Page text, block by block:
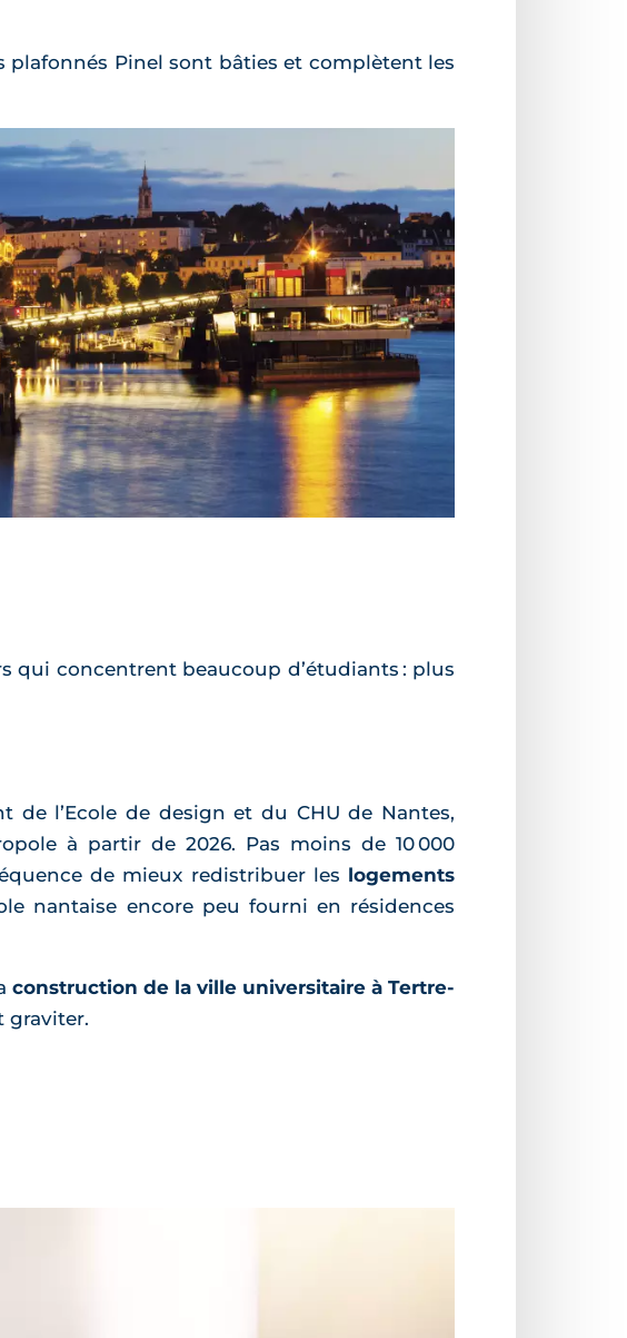
plafonnés Pinel sont bâties et complètent les
qui concentrent beaucoup d’étudiants : plus
de l’Ecole de design et du CHU de Nantes,
à partir de 2026. Pas moins de 10 000
de mieux redistribuer les logements
nantaise encore peu fourni en résidences
construction de la ville universitaire à Tertre-
graviter.